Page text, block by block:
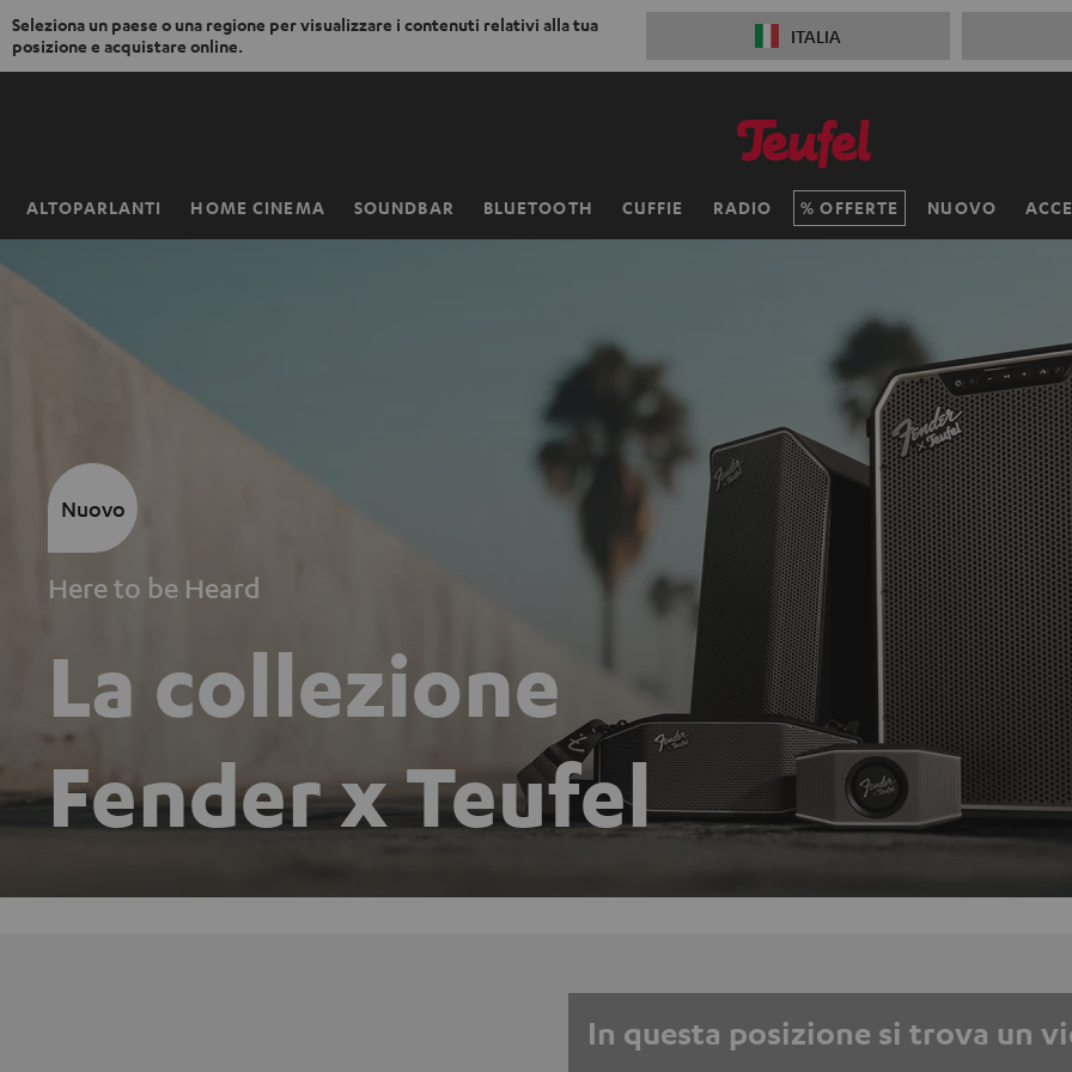
Seleziona un paese o una regione per visualizzare i contenuti relativi alla tua
posizione e acquistare online.
ITALIA
ALTOPARLANTI HOME CINEMA SOUNDBAR BLUETOOTH CUFFIE RADIO OFFERTE NUOVO
Pagina
Here to be Heard
La collezione
Fender x Teufel
Nuovo
In questa posizione si trova un